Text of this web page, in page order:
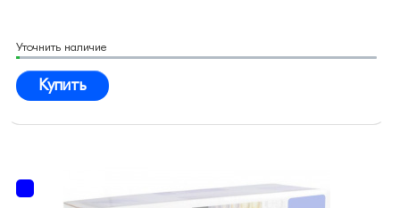
Уточнить наличие
Купить